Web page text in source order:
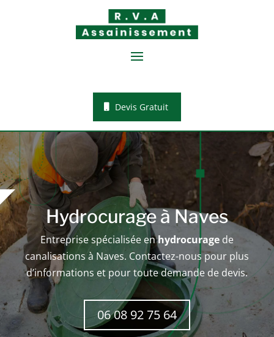
Devis Gratuit
Hydrocurage à Naves
Entreprise spécialisée enhydrocurage de
canalisations à Naves. Contactez-nous pour plus
d’informations et pour toute demande de devis.
06 08 92 75 64